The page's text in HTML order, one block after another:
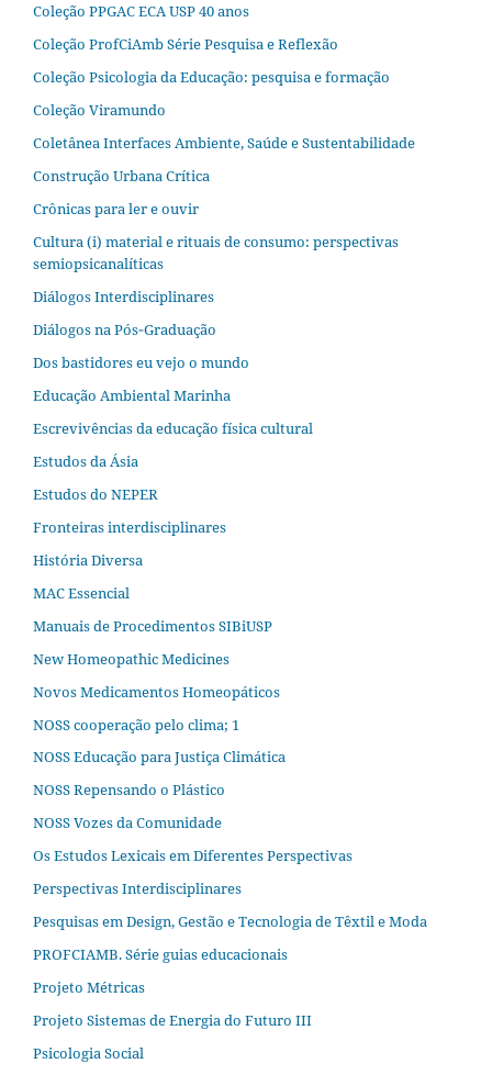
Coleção PPGAC ECA USP 40 anos
Coleção ProfCiAmb Série Pesquisa e Reflexão
Coleção Psicologia da Educação: pesquisa e formação
Coleção Viramundo
Coletânea Interfaces Ambiente, Saúde e Sustentabilidade
Construção Urbana Crítica
Crônicas para ler e ouvir
Cultura (i) material e rituais de consumo: perspectivas
semiopsicanalíticas
Diálogos Interdisciplinares
Diálogos na Pós‐Graduação
Dos bastidores eu vejo o mundo
Educação Ambiental Marinha
Escrevivências da educação física cultural
Estudos da Ásia​
Estudos do NEPER
Fronteiras interdisciplinares
História Diversa
MAC Essencial
Manuais de Procedimentos SIBiUSP
New Homeopathic Medicines
Novos Medicamentos Homeopáticos
NOSS cooperação pelo clima; 1
NOSS Educação para Justiça Climática
NOSS Repensando o Plástico
NOSS Vozes da Comunidade
Os Estudos Lexicais em Diferentes Perspectivas
Perspectivas Interdisciplinares
Pesquisas em Design, Gestão e Tecnologia de Têxtil e Moda
PROFCIAMB. Série guias educacionais
Projeto Métricas
Projeto Sistemas de Energia do Futuro III
Psicologia Social